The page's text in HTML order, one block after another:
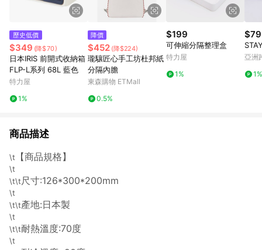
歷史低價
$349 (降$70)
日本IRIS 前開式收納箱
FLP-L系列 68L 藍色
特力屋
1%
降價
$452 (降$224)
瓏驤匠心手工坊杜邦紙
分隔內膽
東森購物 ETMall
0.5%
$199
可伸縮分隔整理盒
特力屋
1%
亞洲
1%
商品描述
\t 【商品規格】
\t
\t\t尺寸:126*300*200mm
\t
\t\t產地:日本製
\t
\t\t耐熱溫度:70度
\t